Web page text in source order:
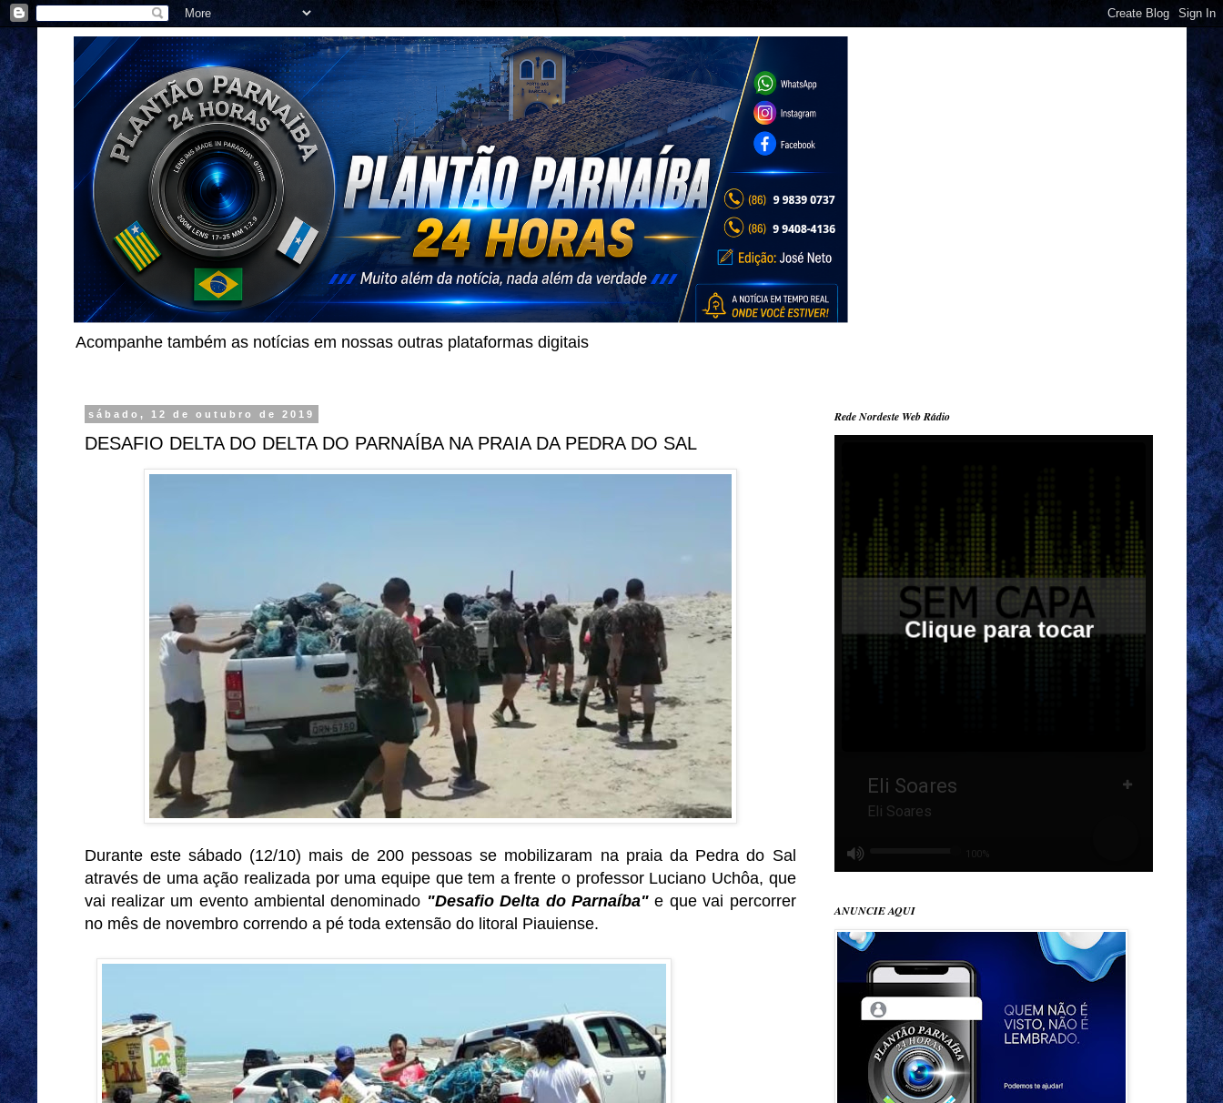
Acompanhe também as notícias em nossas outras plataformas digitais
sábado, 12 de outubro de 2019
DESAFIO DELTA DO DELTA DO PARNAÍBA NA PRAIA DA PEDRA DO SAL
Durante este sábado (12/10) mais de 200 pessoas se mobilizaram na praia da Pedra do Sal
através de uma ação realizada por uma equipe que tem a frente o professor Luciano Uchôa, que
vai realizar um evento ambiental denominado "Desafio Delta do Parnaíba"e que vai percorrer
no mês de novembro correndo a pé toda extensão do litoral Piauiense.
Rede Nordeste Web Rádio
ANUNCIE AQUI